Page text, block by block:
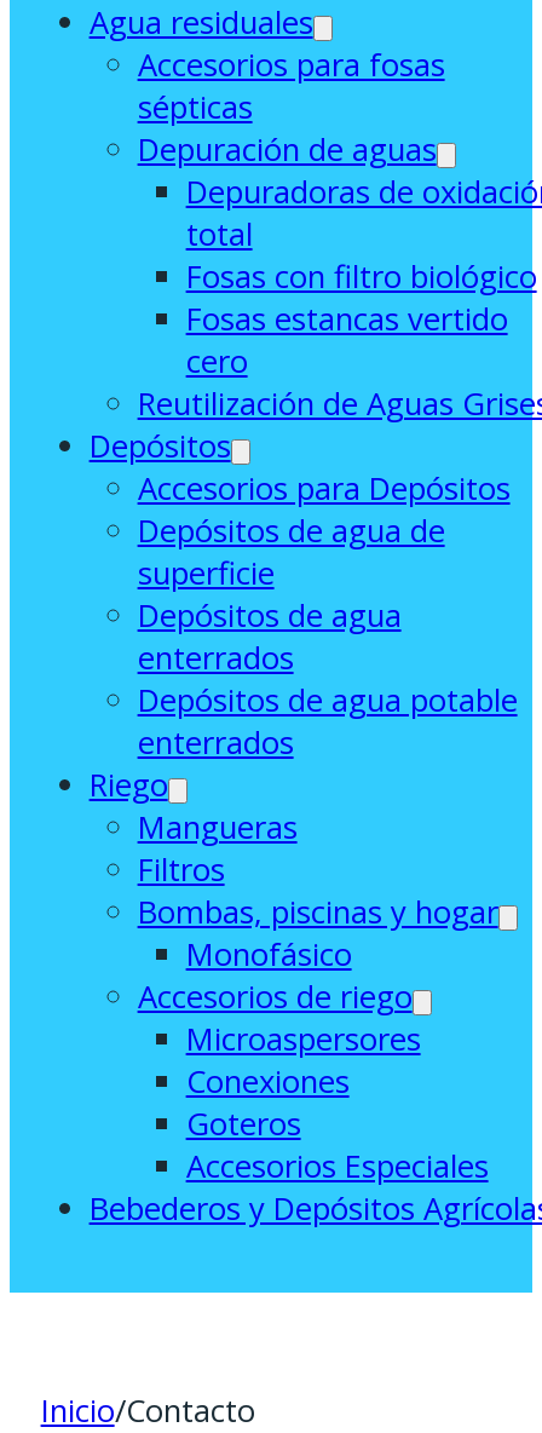
Agua residuales
Accesorios para fosas
sépticas
Depuración de aguas
Depuradoras de
total
Fosas con filtro biológico
Fosas estancas vertido
cero
Reutilización de Aguas
Depósitos
Accesorios para Depósitos
Depósitos de agua de
superficie
Depósitos de agua
enterrados
Depósitos de agua potable
enterrados
Riego
Mangueras
Filtros
Bombas, piscinas y hogar
Monofásico
Accesorios de riego
Microaspersores
Conexiones
Goteros
Accesorios Especiales
Bebederos y Depósitos
Inicio/Contacto